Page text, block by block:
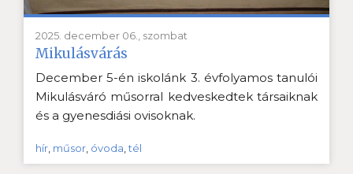
2025. december 06., szombat
Mikulásvárás
December 5-én iskolánk 3. évfolyamos tanulói
Mikulásváró műsorral kedveskedtek társaiknak
és a gyenesdiási ovisoknak.
hír műsor óvoda ,tél